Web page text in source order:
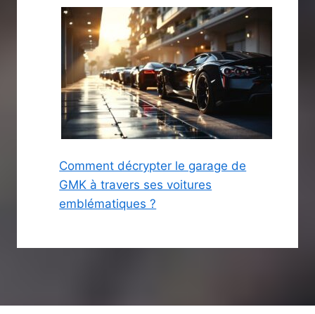
Comment décrypter le garage de
GMK à travers ses voitures
emblématiques ?